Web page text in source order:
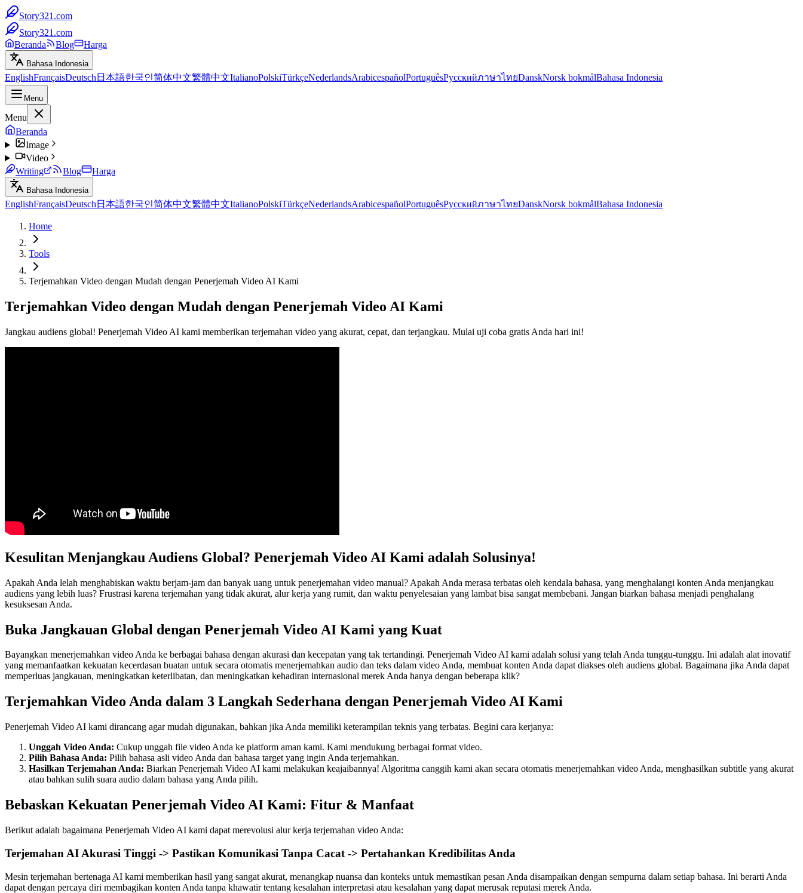
Story321.com
Story321.com
Beranda
Blog Harga
Bahasa Indonesia
EnglishFrançaisDeutsch 日本語한국인简体中文繁體中文ItalianoPolskiTürkçeNederlandsArabicespañolPortuguêsРусскийภาษาไทยDanskNorsk bokmålBahasa Indonesia
Menu
Menu
Beranda
Image
Video
Writing
Blog Harga
Bahasa Indonesia
EnglishFrançaisDeutsch 日本語한국인简体中文繁體中文ItalianoPolskiTürkçeNederlandsArabicespañolPortuguêsРусскийภาษาไทยDanskNorsk bokmålBahasa Indonesia
Home
Tools
Terjemahkan Video dengan Mudah dengan Penerjemah Video AI Kami
Terjemahkan Video dengan Mudah dengan Penerjemah Video AI Kami
Jangkau audiens global! Penerjemah Video AI kami memberikan terjemahan video yang akurat, cepat, dan terjangkau. Mulai uji coba gratis Anda hari ini!
Kesulitan Menjangkau Audiens Global? Penerjemah Video AI Kami adalah Solusinya!
Apakah Anda lelah menghabiskan waktu berjam-jam dan banyak uang untuk penerjemahan video manual? Apakah Anda merasa terbatas oleh kendala bahasa, yang menghalangi konten Anda menjangkau
audiens yang lebih luas? Frustrasi karena terjemahan yang tidak akurat, alur kerja yang rumit, dan waktu penyelesaian yang lambat bisa sangat membebani. Jangan biarkan bahasa menjadi penghalang
kesuksesan Anda.
Buka Jangkauan Global dengan Penerjemah Video AI Kami yang Kuat
Bayangkan menerjemahkan video Anda ke berbagai bahasa dengan akurasi dan kecepatan yang tak tertandingi. Penerjemah Video AI kami adalah solusi yang telah Anda tunggu-tunggu. Ini adalah alat inovatif
yang memanfaatkan kekuatan kecerdasan buatan untuk secara otomatis menerjemahkan audio dan teks dalam video Anda, membuat konten Anda dapat diakses oleh audiens global. Bagaimana jika Anda dapat
memperluas jangkauan, meningkatkan keterlibatan, dan meningkatkan kehadiran internasional merek Anda hanya dengan beberapa klik?
Terjemahkan Video Anda dalam 3 Langkah Sederhana dengan Penerjemah Video AI Kami
Penerjemah Video AI kami dirancang agar mudah digunakan, bahkan jika Anda memiliki keterampilan teknis yang terbatas. Begini cara kerjanya:
Unggah Video Anda: Cukup unggah file video Anda ke platform aman kami. Kami mendukung berbagai format video.
Pilih Bahasa Anda: Pilih bahasa asli video Anda dan bahasa target yang ingin Anda terjemahkan.
Hasilkan Terjemahan Anda: Biarkan Penerjemah Video AI kami melakukan keajaibannya! Algoritma canggih kami akan secara otomatis menerjemahkan video Anda, menghasilkan subtitle yang akurat
atau bahkan sulih suara audio dalam bahasa yang Anda pilih.
Bebaskan Kekuatan Penerjemah Video AI Kami: Fitur & Manfaat
Berikut adalah bagaimana Penerjemah Video AI kami dapat merevolusi alur kerja terjemahan video Anda:
Terjemahan AI Akurasi Tinggi -> Pastikan Komunikasi Tanpa Cacat -> Pertahankan Kredibilitas Anda
Mesin terjemahan bertenaga AI kami memberikan hasil yang sangat akurat, menangkap nuansa dan konteks untuk memastikan pesan Anda disampaikan dengan sempurna dalam setiap bahasa. Ini berarti Anda
dapat dengan percaya diri membagikan konten Anda tanpa khawatir tentang kesalahan interpretasi atau kesalahan yang dapat merusak reputasi merek Anda.